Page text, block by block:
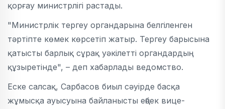
қорғау министрлігі растады.
"Министрлік тергеу органдарына белгіленген
тәртіпте көмек көрсетіп жатыр. Тергеу барысына
қатысты барлық сұрақ уәкілетті органдардың
құзыретінде", – деп хабарлады ведомство.
Еске салсақ, Сарбасов биыл сәуірде басқа
жұмысқа ауысуына байланысты еңбек вице-